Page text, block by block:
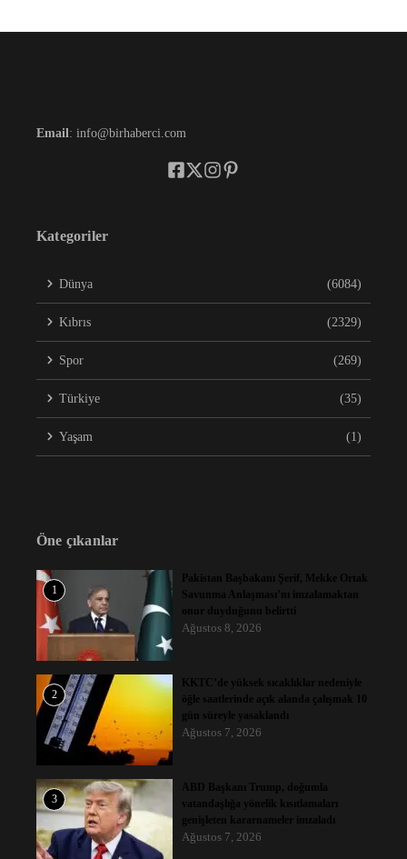
Email : info@birhaberci.com
Kategoriler
Dünya (6084)
Kıbrıs (2329)
Spor (269)
Türkiye (35)
Yaşam (1)
Öne çıkanlar
1
Pakistan Başbakanı Şerif, Mekke Ortak
Savunma Anlaşması’nı imzalamaktan
onur duyduğunu belirtti
Ağustos 8, 2026
2
KKTC’de yüksek sıcaklıklar nedeniyle
öğle saatlerinde açık alanda çalışmak 10
gün süreyle yasaklandı
Ağustos 7, 2026
3
ABD Başkanı Trump, doğumla
vatandaşlığa yönelik kısıtlamaları
genişleten kararnameler imzaladı
Ağustos 7, 2026